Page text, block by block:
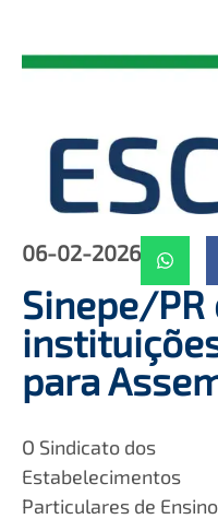
06-02-2026
Sinepe/PR
para
O Sindicato dos
Estabelecimentos
Particulares de